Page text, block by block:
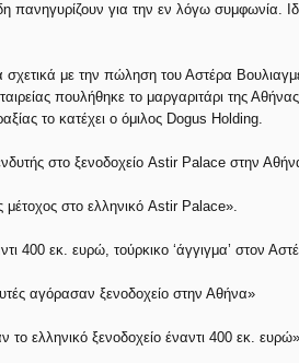
πανηγυρίζουν για την εν λόγω συμφωνία.
με την πώληση του Αστέρα
πουλήθηκε το μαργαριτάρι της
το κατέχει ο όμιλος Dogus Holding.
στο ξενοδοχείο Astir Palace στην
στο ελληνικό Astir Palace».
400 εκ. ευρώ, τούρκικο ‘άγγιγμα’ στον
αγόρασαν ξενοδοχείο στην Αθήνα»
ελληνικό ξενοδοχείο έναντι 400 εκ. ευρώ»